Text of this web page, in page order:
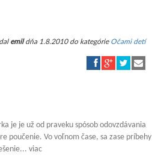
emildňa 1.8.2010 do kategórie Očami detí
je je už od praveku spósob odovzdávania
poučenie. Vo voľnom čase, sa zase príbehy
viac